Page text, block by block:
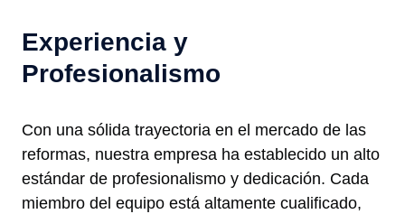
Experiencia y
Profesionalismo
Con una sólida trayectoria en el mercado de las
reformas, nuestra empresa ha establecido un alto
estándar de profesionalismo y dedicación. Cada
miembro del equipo está altamente cualificado,